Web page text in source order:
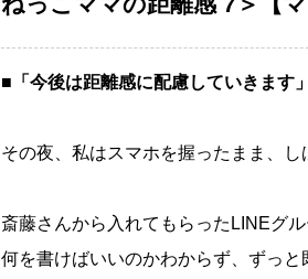
■「今後は距離感に配慮していきます
その夜、私はスマホを握ったまま、し
斎藤さんから入れてもらったLINEグル
何を書けばいいのかわからず、ずっと